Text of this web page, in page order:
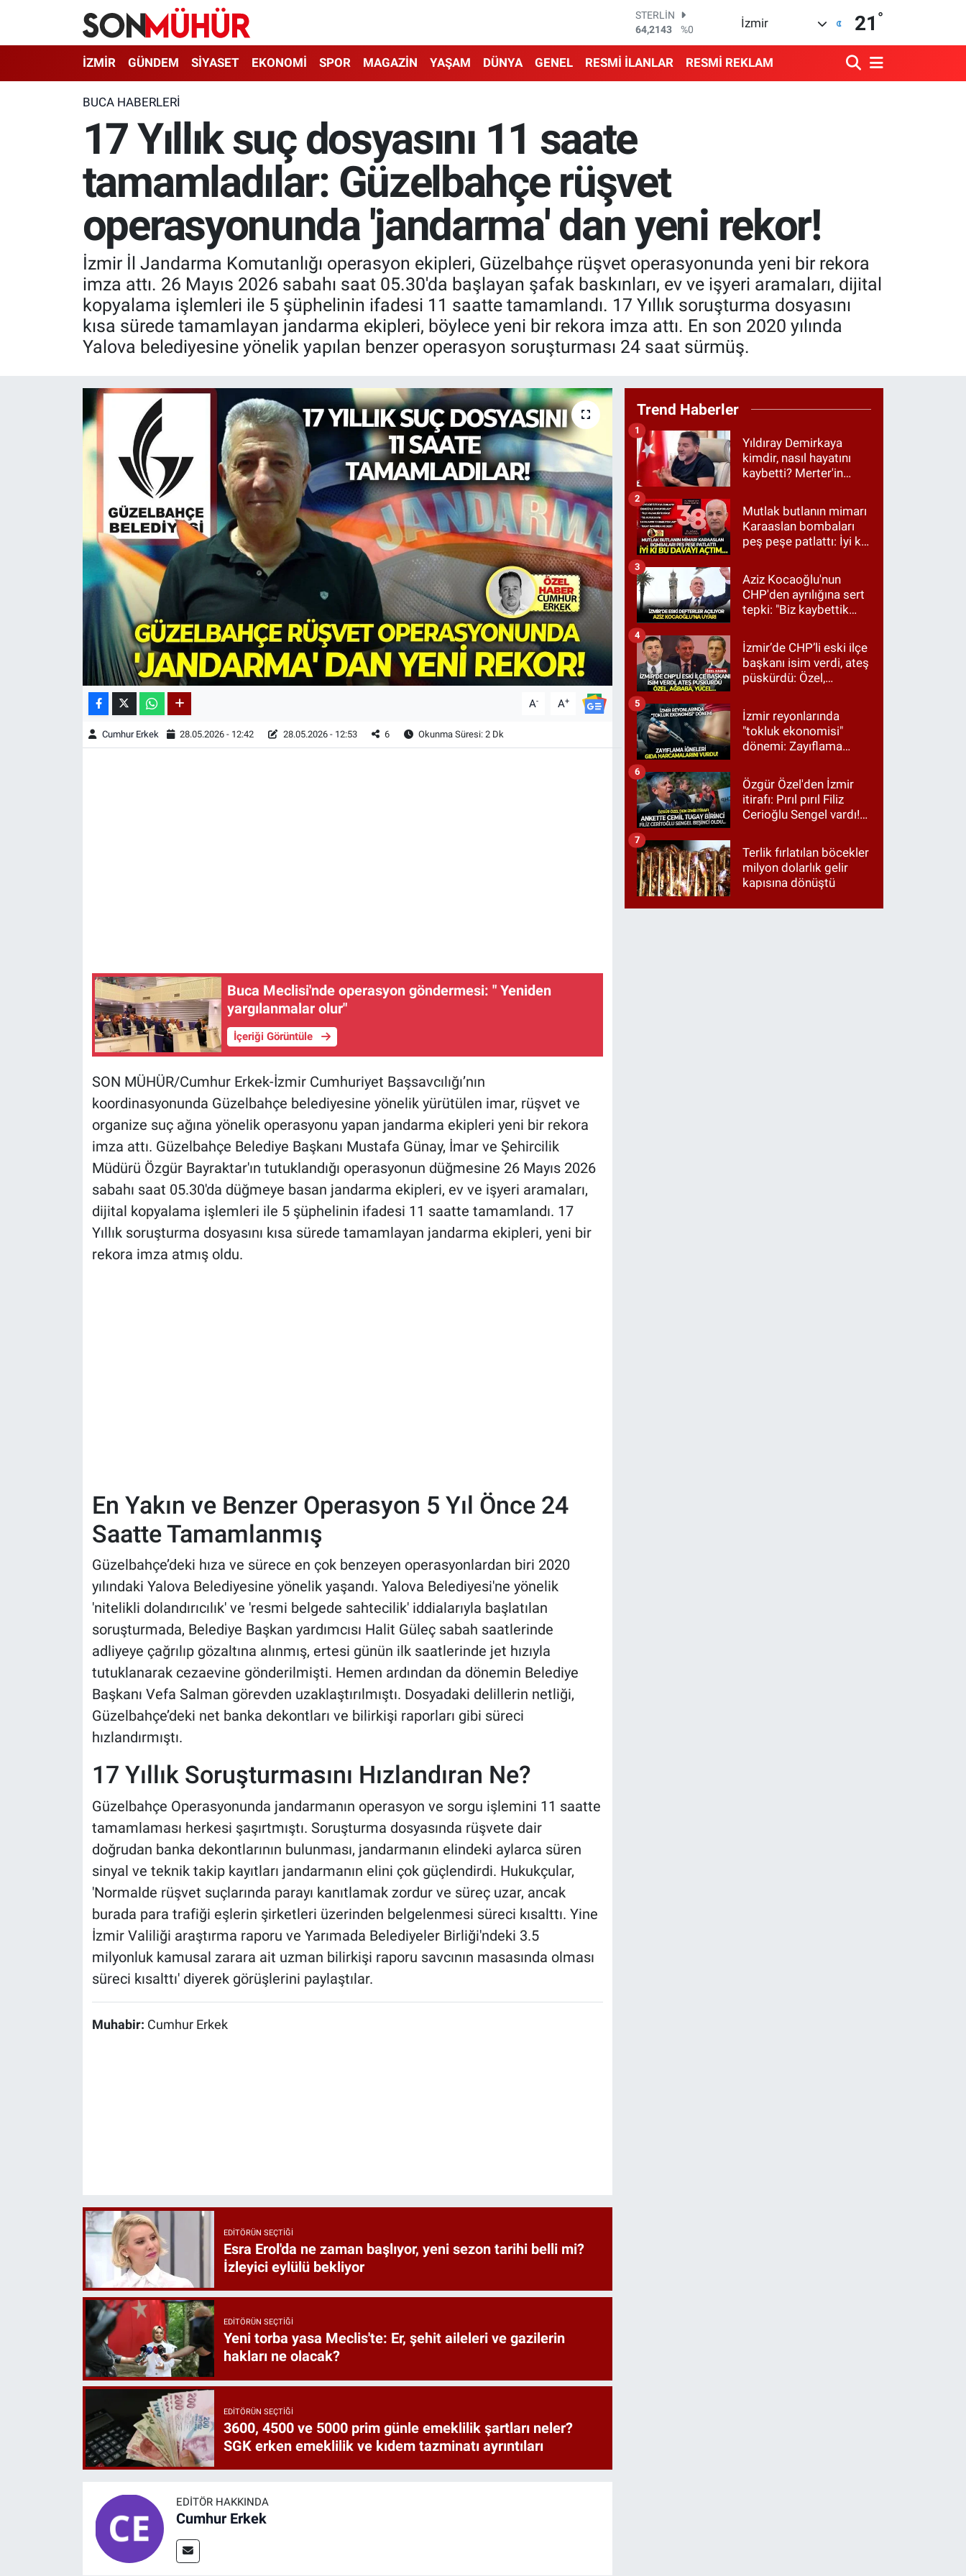
GRAM ALTIN
6510.40
%0.45
BİST100
13.799
%70
55,0406
64,2143
İzmir 21 °
İZMİR GÜNDEM SİYASET EKONOMİ SPOR MAGAZİN YAŞAM DÜNYA GENEL RESMİ İLANLAR RESMİ REKLAM
BUCA HABERLERI
17 Yıllık suç dosyasını 11 saate
tamamladılar: Güzelbahçe rüşvet
operasyonunda 'jandarma' dan yeni rekor!
İzmir İl Jandarma Komutanlığı operasyon ekipleri, Güzelbahçe rüşvet operasyonunda yeni bir rekora
imza attı. 26 Mayıs 2026 sabahı saat 05.30'da başlayan şafak baskınları, ev ve işyeri aramaları, dijital
kopyalama işlemleri ile 5 şüphelinin ifadesi 11 saatte tamamlandı. 17 Yıllık soruşturma dosyasını
kısa sürede tamamlayan jandarma ekipleri, böylece yeni bir rekora imza attı. En son 2020 yılında
Yalova belediyesine yönelik yapılan benzer operasyon soruşturması 24 saat sürmüş.
A- A+
Cumhur Erkek 28.05.2026 - 12:42 28.05.2026 - 12:53 6 Okunma Süresi: 2 Dk
Buca Meclisi'nde operasyon göndermesi: " Yeniden
yargılanmalar olur"
İçeriği Görüntüle
SON MÜHÜR/Cumhur Erkek-İzmir Cumhuriyet Başsavcılığı’nın
koordinasyonunda Güzelbahçe belediyesine yönelik yürütülen imar, rüşvet ve
organize suç ağına yönelik operasyonu yapan jandarma ekipleri yeni bir rekora
imza attı. Güzelbahçe Belediye Başkanı Mustafa Günay, İmar ve Şehircilik
Müdürü Özgür Bayraktar'ın tutuklandığı operasyonun düğmesine 26 Mayıs 2026
sabahı saat 05.30'da düğmeye basan jandarma ekipleri, ev ve işyeri aramaları,
dijital kopyalama işlemleri ile 5 şüphelinin ifadesi 11 saatte tamamlandı. 17
Yıllık soruşturma dosyasını kısa sürede tamamlayan jandarma ekipleri, yeni bir
rekora imza atmış oldu.
En Yakın ve Benzer Operasyon 5 Yıl Önce 24
Saatte Tamamlanmış
Güzelbahçe’deki hıza ve sürece en çok benzeyen operasyonlardan biri 2020
yılındaki Yalova Belediyesine yönelik yaşandı. Yalova Belediyesi'ne yönelik
'nitelikli dolandırıcılık' ve 'resmi belgede sahtecilik' iddialarıyla başlatılan
soruşturmada, Belediye Başkan yardımcısı Halit Güleç sabah saatlerinde
adliyeye çağrılıp gözaltına alınmış, ertesi günün ilk saatlerinde jet hızıyla
tutuklanarak cezaevine gönderilmişti. Hemen ardından da dönemin Belediye
Başkanı Vefa Salman görevden uzaklaştırılmıştı. Dosyadaki delillerin netliği,
Güzelbahçe’deki net banka dekontları ve bilirkişi raporları gibi süreci
hızlandırmıştı.
17 Yıllık Soruşturmasını Hızlandıran Ne?
Güzelbahçe Operasyonunda jandarmanın operasyon ve sorgu işlemini 11 saatte
tamamlaması herkesi şaşırtmıştı. Soruşturma dosyasında rüşvete dair
doğrudan banka dekontlarının bulunması, jandarmanın elindeki aylarca süren
sinyal ve teknik takip kayıtları jandarmanın elini çok güçlendirdi. Hukukçular,
'Normalde rüşvet suçlarında parayı kanıtlamak zordur ve süreç uzar, ancak
burada para trafiği eşlerin şirketleri üzerinden belgelenmesi süreci kısalttı. Yine
İzmir Valiliği araştırma raporu ve Yarımada Belediyeler Birliği'ndeki 3.5
milyonluk kamusal zarara ait uzman bilirkişi raporu savcının masasında olması
süreci kısalttı' diyerek görüşlerini paylaştılar.
Muhabir: Cumhur Erkek
EDITÖRÜN SEÇTIĞI
Esra Erol'da ne zaman başlıyor, yeni sezon tarihi belli mi?
İzleyici eylülü bekliyor
EDITÖRÜN SEÇTIĞI
Yeni torba yasa Meclis'te: Er, şehit aileleri ve gazilerin
hakları ne olacak?
EDITÖRÜN SEÇTIĞI
3600, 4500 ve 5000 prim günle emeklilik şartları neler?
SGK erken emeklilik ve kıdem tazminatı ayrıntıları
EDITÖR HAKKINDA
Cumhur Erkek
Trend Haberler
Yıldıray Demirkaya
kimdir, nasıl hayatını
kaybetti? Merter'in
mesajı
1
Mutlak butlanın mimarı
Karaaslan bombaları
peş peşe patlattı: İyi ki
2
Aziz Kocaoğlu'nun
CHP'den ayrılığına sert
tepki: "Biz kaybettik
etmedik"
3
İzmir’de CHP’li eski ilçe
başkanı isim verdi, ateş
püskürdü: Özel,
4
İzmir reyonlarında
"tokluk ekonomisi"
dönemi: Zayıflama
harcamalarını vurdu!
5
Özgür Özel'den İzmir
itirafı: Pırıl pırıl Filiz
Cerioğlu Sengel vardı!
Tugay birinci çıktı
6
Terlik fırlatılan böcekler
milyon dolarlık gelir
kapısına dönüştü
7
İzmir Nöbetçi Eczaneler
İzmir Namaz Vakitleri
İzmir Trafik Yoğunluk Haritası
Süper Lig Puan Durumu ve Fikstür
Tüm Manşetler
Son Dakika Haberleri
Haber Arşivi